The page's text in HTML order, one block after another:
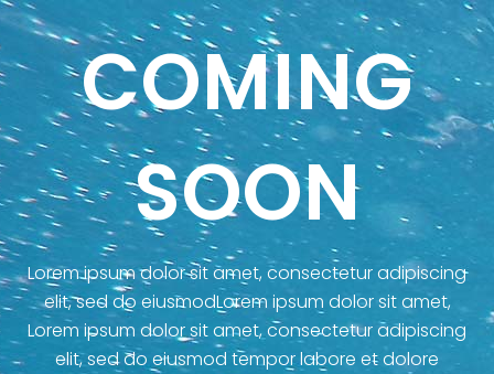
COMING
SOON
Lorem ipsum dolor sit amet, consectetur adipiscing
elit, sed do eiusmodLorem ipsum dolor sit amet,
Lorem ipsum dolor sit amet, consectetur adipiscing
elit, sed do eiusmod tempor labore et dolore